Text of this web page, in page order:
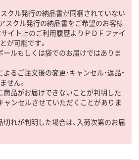
スクル発行の納品書が同梱されていない
スクル発行の納品書をご希望のお客様
サイト上のご利用履歴よりＰＤＦファイ
が可能です。
ールもしくは袋でのお届けではありま
るご注文後の変更・キャンセル・返品・
せん。
商品がお届けできないことが判明した
ャンセルさせていただくことがありま
切れが判明した場合は、入荷次第のお届